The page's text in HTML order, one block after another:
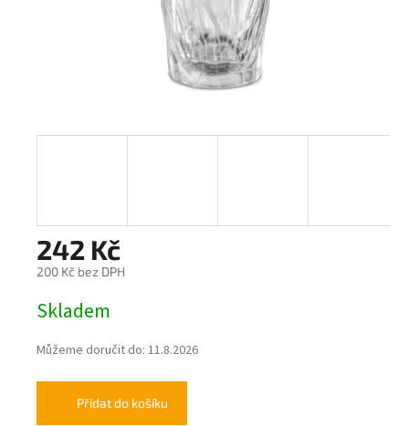
242 Kč
200 Kč bez DPH
cena:
Skladem
Můžeme doručit do: 11.8.2026
Přidat do košíku